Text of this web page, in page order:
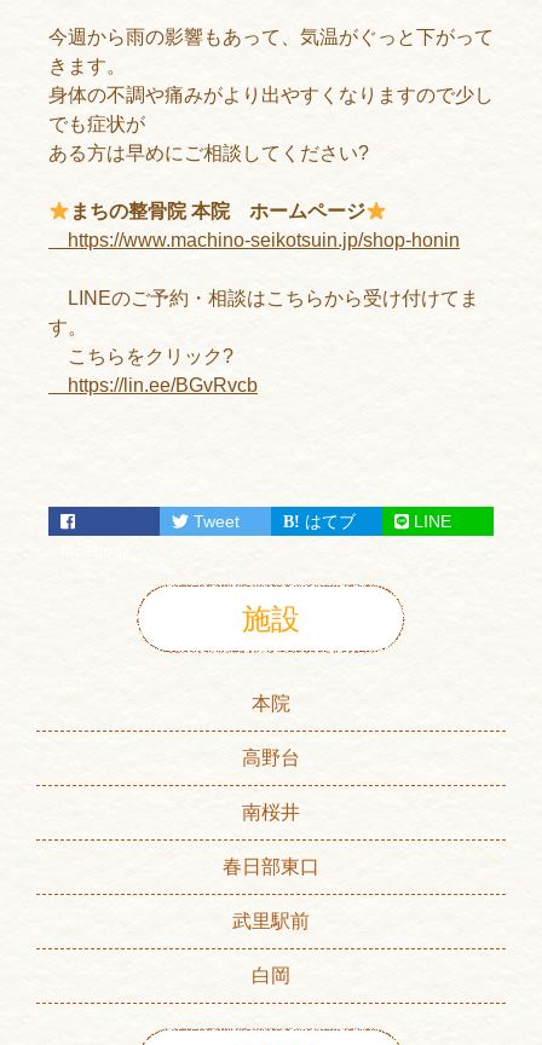
今週から雨の影響もあって、気温がぐっと下がって
きます。
身体の不調や痛みがより出やすくなりますので少し
でも症状が
ある方は早めにご相談してください?
まちの整骨院 本院 ホームページ
https://www.machino-seikotsuin.jp/shop-honin
LINEのご予約・相談はこちらから受け付けてま
す。
こちらをクリック?
https://lin.ee/BGvRvcb
Tweet はてブ LINE
施設
本院
高野台
南桜井
春日部東口
武里駅前
白岡